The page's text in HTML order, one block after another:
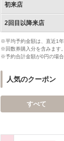
初来店
2回目以降来店
※平均予約金額は、直近1
※回数券購入分を含みます。
※予約合計金額が0円の場合
人気のクーポン
すべて